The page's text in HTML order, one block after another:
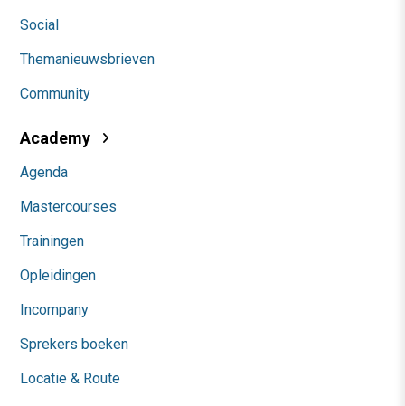
Social
Themanieuwsbrieven
Community
Academy
Agenda
Mastercourses
Trainingen
Opleidingen
Incompany
Sprekers boeken
Locatie & Route